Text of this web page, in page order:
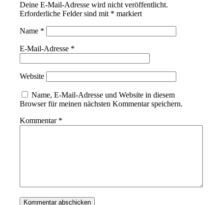
Deine E-Mail-Adresse wird nicht veröffentlicht.
Erforderliche Felder sind mit * markiert
Name *
E-Mail-Adresse *
Website
Name, E-Mail-Adresse und Website in diesem
Browser für meinen nächsten Kommentar speichern.
Kommentar *